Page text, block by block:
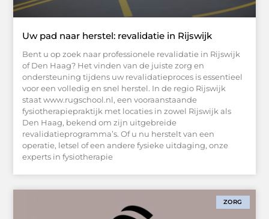
Uw pad naar herstel: revalidatie in Rijswijk
Bent u op zoek naar professionele revalidatie in Rijswijk
of Den Haag? Het vinden van de juiste zorg en
ondersteuning tijdens uw revalidatieproces is essentieel
voor een volledig en snel herstel. In de regio Rijswijk
staat www.rugschool.nl, een vooraanstaande
fysiotherapiepraktijk met locaties in zowel Rijswijk als
Den Haag, bekend om zijn uitgebreide
revalidatieprogramma’s. Of u nu herstelt van een
operatie, letsel of een andere fysieke uitdaging, onze
experts in fysiotherapie
ZORG